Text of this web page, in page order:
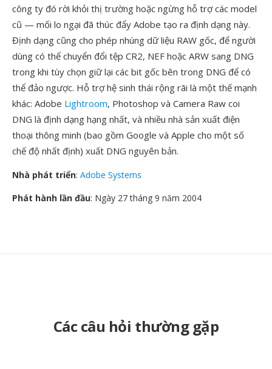
công ty đó rời khỏi thị trường hoặc ngừng hỗ trợ các model
cũ — mối lo ngại đã thúc đẩy Adobe tạo ra định dạng này.
Định dạng cũng cho phép nhúng dữ liệu RAW gốc, để người
dùng có thể chuyển đổi tệp CR2, NEF hoặc ARW sang DNG
trong khi tùy chọn giữ lại các bit gốc bên trong DNG để có
thể đảo ngược. Hỗ trợ hệ sinh thái rộng rãi là một thế mạnh
khác: Adobe Lightroom, Photoshop và Camera Raw coi
DNG là định dạng hạng nhất, và nhiều nhà sản xuất điện
thoại thông minh (bao gồm Google và Apple cho một số
chế độ nhất định) xuất DNG nguyên bản.
Nhà phát triển: Adobe Systems
Phát hành lần đầu: Ngày 27 tháng 9 năm 2004
Các câu hỏi thường gặp